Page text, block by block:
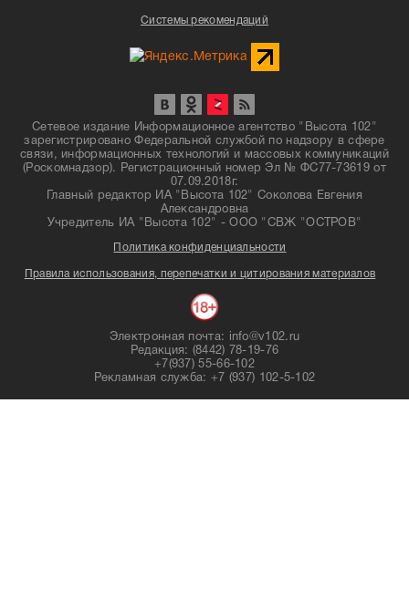
Системы рекомендаций
Сетевое издание Информационное агентство "Высота 102"
зарегистрировано Федеральной службой по надзору в сфере
связи, информационных технологий и массовых коммуникаций
(Роскомнадзор). Регистрационный номер Эл № ФС77-73619 от
07.09.2018г.
Главный редактор ИА "Высота 102" Соколова Евгения
Александровна
Учредитель ИА "Высота 102" - ООО "СВЖ "ОСТРОВ"
Политика конфиденциальности
Правила использования, перепечатки и цитирования материалов
Электронная почта: info@v102.ru
Редакция: (8442) 78-19-76
+7(937) 55-66-102
Рекламная служба: +7 (937) 102-5-102